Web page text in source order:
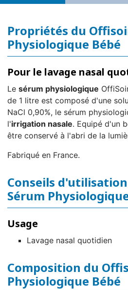
Propriétés du
Physiologique Bébé
Pour le lavage nasal
Le sérum physiologique
de 1 litre est composé d'une
NaCl 0,90%, le sérum
l'irrigation nasale. Equipé d'un
être conservé à l'abri de la
Fabriqué en France.
Conseils
Sérum
Usage
Lavage nasal quotidien
Composition du
Physiologique Bébé